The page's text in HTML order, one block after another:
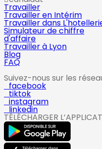
Travailler
Travailler en Intérim
Travailler dans
Simulateur de chiffre
d'affaire
Travailler à Lyon
Blog
FAQ
Suivez-nous sur les
facebook
tiktok
instagram
linkedin
TÉLÉCHARGER